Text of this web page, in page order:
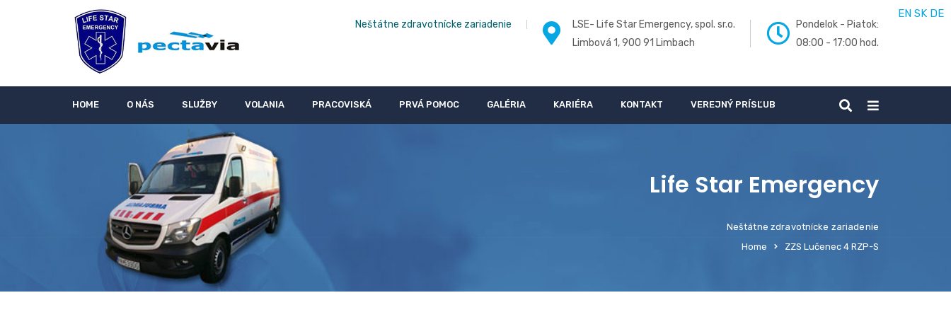
Neštátne zdravotnícke zariadenie
LSE- Life Star Emergency, spol. sr.o.
Limbová 1, 900 91 Limbach
Pondelok - Piatok:
08:00 - 17:00 hod.
HOME O NÁS SLUŽBY VOLANIA PRACOVISKÁ PRVÁ POMOC GALÉRIA KARIÉRA KONTAKT VEREJNÝ PRÍSĽUB
Life Star Emergency
Neštátne zdravotnícke zariadenie
Home
ZZS Lučenec 4 RZP-S
EN SK DE